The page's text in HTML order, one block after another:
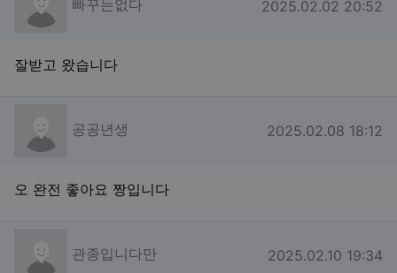
빠꾸는없다 작성일
2025.02.02 20:52
잘받고 왔습니다
공공년생 작성일
2025.02.08 18:12
오 완전 좋아요 짱입니다
관종입니다만 작성일
2025.02.10 19:34